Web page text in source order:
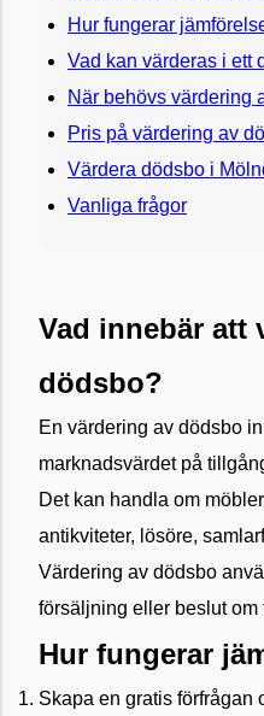
Hur fungerar
Vad kan värderas i ett
När behövs värdering
Pris på värdering av
Värdera dödsbo i
Vanliga frågor
Vad innebär att
dödsbo?
En värdering av dödsbo
marknadsvärdet på
Det kan handla om
antikviteter, lösöre,
Värdering av dödsbo
försäljning eller beslut
Hur fungerar
Skapa en gratis förfrågan